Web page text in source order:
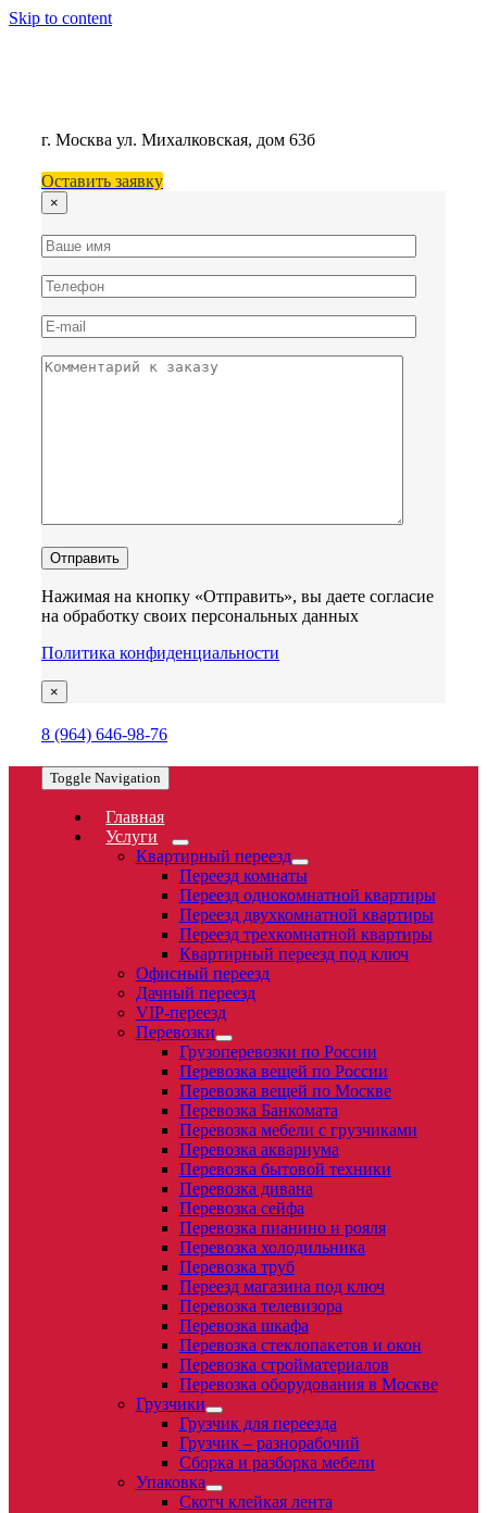
Skip to content
г. Москва ул. Михалковская, дом 63б
Оставить заявку
×
Нажимая на кнопку «Отправить», вы даете согласие
на обработку своих персональных данных
Политика конфиденциальности
×
8 (964) 646-98-76
Toggle Navigation
Главная
Услуги
Квартирный переезд
Переезд комнаты
Переезд однокомнатной квартиры
Переезд двухкомнатной квартиры
Переезд трехкомнатной квартиры
Квартирный переезд под ключ
Офисный переезд
Дачный переезд
VIP-переезд
Перевозки
Грузоперевозки по России
Перевозка вещей по России
Перевозка вещей по Москве
Перевозка Банкомата
Перевозка мебели с грузчиками
Перевозка аквариума
Перевозка бытовой техники
Перевозка дивана
Перевозка сейфа
Перевозка пианино и рояля
Перевозка холодильника
Перевозка труб
Переезд магазина под ключ
Перевозка телевизора
Перевозка шкафа
Перевозка стеклопакетов и окон
Перевозка стройматериалов
Перевозка оборудования в Москве
Грузчики
Грузчик для переезда
Грузчик – разнорабочий
Сборка и разборка мебели
Упаковка
Скотч клейкая лента